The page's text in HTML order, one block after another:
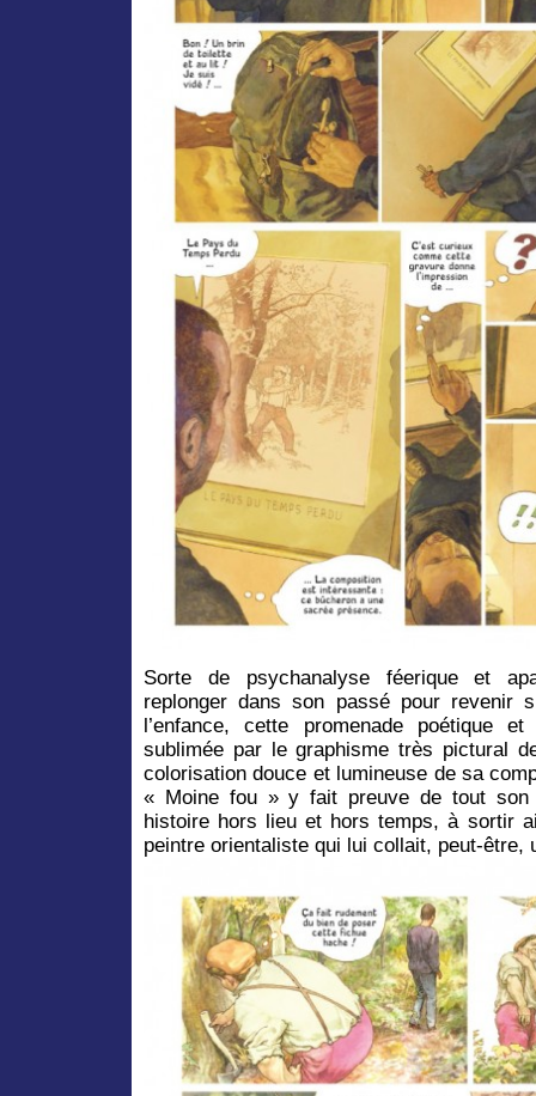
Sorte de psychanalyse féerique et
replonger dans son passé pour revenir
l’enfance, cette promenade poétique
sublimée par le graphisme très pictural
colorisation douce et lumineuse de sa
« Moine fou » y fait preuve de tout
histoire hors lieu et hors temps, à sortir
peintre orientaliste qui lui collait, peut-être,